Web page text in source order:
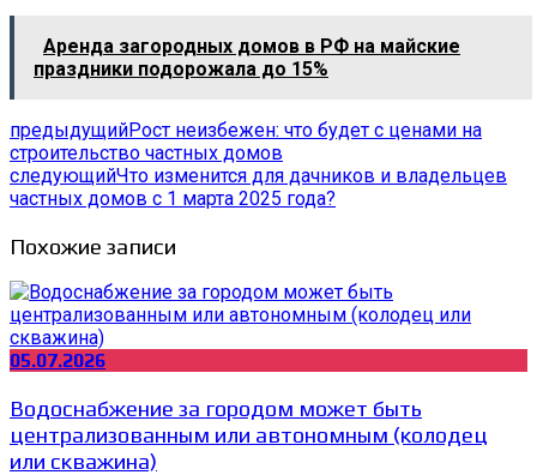
Аренда загородных домов в РФ на майские
праздники подорожала до 15%
предыдущийРост неизбежен: что будет с ценами на
строительство частных домов
следующийЧто изменится для дачников и владельцев
частных домов с 1 марта 2025 года?
Похожие записи
05.07.2026
Водоснабжение за городом может быть
централизованным или автономным (колодец
или скважина)